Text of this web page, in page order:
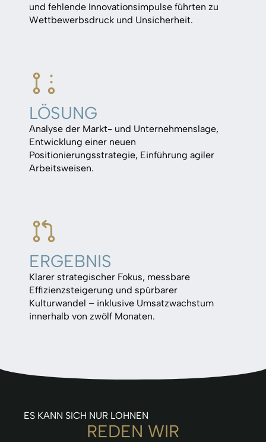
und fehlende Innovationsimpulse führten zu
Wettbewerbsdruck und Unsicherheit.
LÖSUNG
Analyse der Markt- und Unternehmenslage,
Entwicklung einer neuen
Positionierungsstrategie, Einführung agiler
Arbeitsweisen.
ERGEBNIS
Klarer strategischer Fokus, messbare
Effizienzsteigerung und spürbarer
Kulturwandel – inklusive Umsatzwachstum
innerhalb von zwölf Monaten.
ES KANN SICH NUR LOHNEN
REDEN WIR